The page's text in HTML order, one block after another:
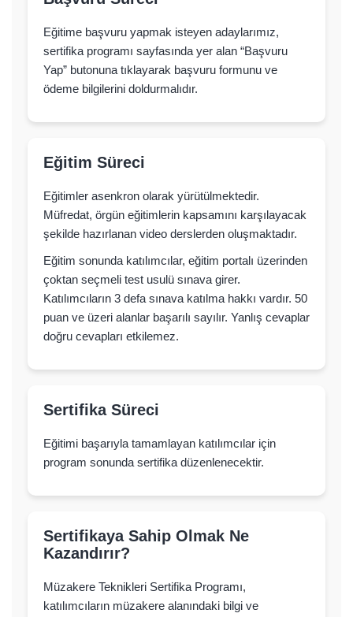
Eğitime başvuru yapmak isteyen adaylarımız,
sertifika programı sayfasında yer alan “Başvuru
Yap” butonuna tıklayarak başvuru formunu ve
ödeme bilgilerini doldurmalıdır.
Eğitim Süreci
Eğitimler asenkron olarak yürütülmektedir.
Müfredat, örgün eğitimlerin kapsamını karşılayacak
şekilde hazırlanan video derslerden oluşmaktadır.
Eğitim sonunda katılımcılar, eğitim portalı üzerinden
çoktan seçmeli test usulü sınava girer.
Katılımcıların 3 defa sınava katılma hakkı vardır. 50
puan ve üzeri alanlar başarılı sayılır. Yanlış cevaplar
doğru cevapları etkilemez.
Sertifika Süreci
Eğitimi başarıyla tamamlayan katılımcılar için
program sonunda sertifika düzenlenecektir.
Sertifikaya Sahip Olmak Ne
Kazandırır?
Müzakere Teknikleri Sertifika Programı,
katılımcıların müzakere alanındaki bilgi ve